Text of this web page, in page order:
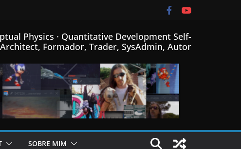
Physics · Quantitative Development Self-
Formador, Trader, SysAdmin, Autor
SOBRE MIM